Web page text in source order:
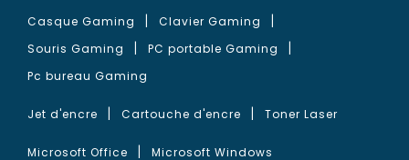
Casque Gaming
Clavier Gaming
Souris Gaming
PC portable Gaming
Pc bureau Gaming
Jet d'encre Cartouche d'encre Toner Laser
Microsoft Office Microsoft Windows